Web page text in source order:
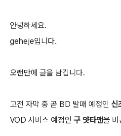
안녕하세요.
geheje입니다.
오랜만에 글을 남깁니다.
고전 자막 중 곧 BD 발매 예정인 신
VOD 서비스 예정인 구 얏타맨을 비